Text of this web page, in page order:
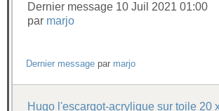
Dernier message 10 Juil 2021 01:00
par marjo
Dernier message par marjo
Hugo l'escargot-acrylique sur toile 20